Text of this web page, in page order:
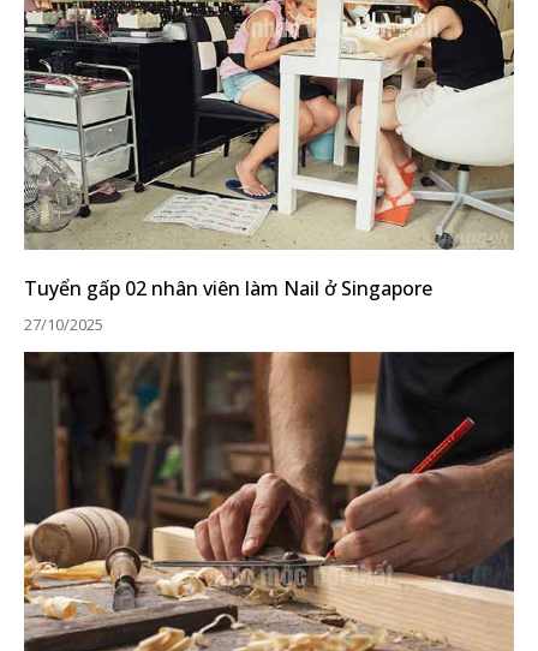
Tuyển gấp 02 nhân viên làm Nail ở Singapore
27/10/2025